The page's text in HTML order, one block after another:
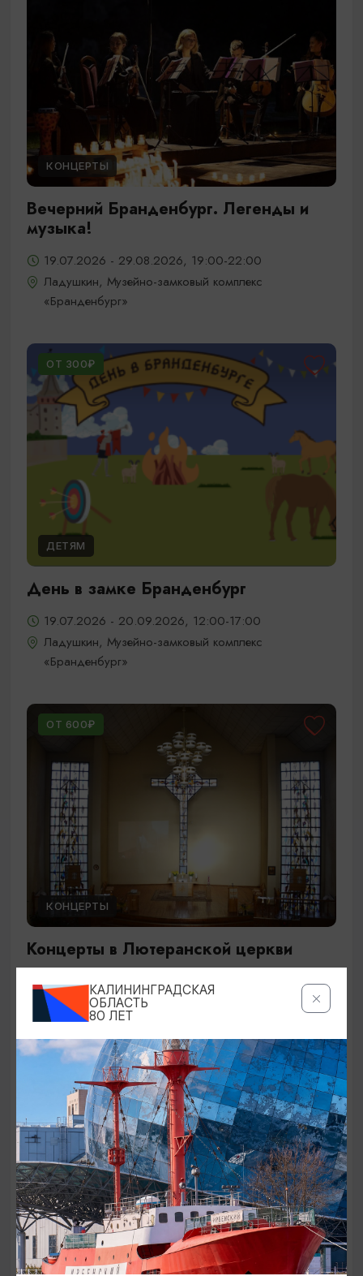
КОНЦЕРТЫ
Вечерний Бранденбург. Легенды и
музыка!
19.07.2026 - 29.08.2026, 19:00-22:00
Ладушкин, Музейно-замковый комплекс
«Бранденбург»
ОТ 300₽
ДЕТЯМ
День в замке Бранденбург
19.07.2026 - 20.09.2026, 12:00-17:00
Ладушкин, Музейно-замковый комплекс
«Бранденбург»
ОТ 600₽
КОНЦЕРТЫ
Концерты в Лютеранской церкви
19.07.2026 - 19.08.2026, 19:00
Калининград, Евангелическо-лютеранская церковь
«Воскресения»
ОТ 250₽
ДЕТЯМ
КАЛИНИНГРАДСКАЯ
ОБЛАСТЬ
80 ЛЕТ